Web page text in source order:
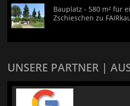
Bauplatz - 580 m² für
Zschieschen zu
UNSERE PARTNER |